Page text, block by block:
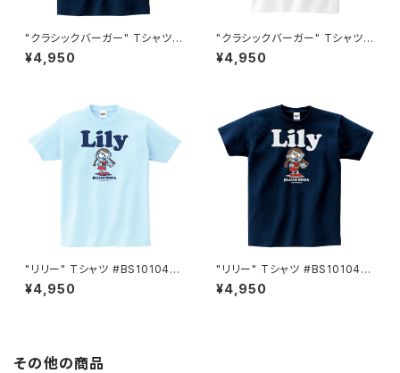
"クラシックバーガー" Tシャツ #
BS101048NVY
¥4,950
"クラシックバーガー" Tシャツ #
BS101048WHT
¥4,950
"リリー" Tシャツ #BS101046
SAX
¥4,950
"リリー" Tシャツ #BS101046
NVY
¥4,950
その他の商品